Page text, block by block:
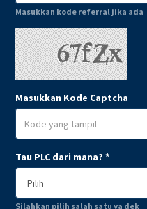
Masukkan kode referral jika ada
Masukkan Kode Captcha
Tau PLC dari mana?*
Silahkan pilih salah satu ya dek